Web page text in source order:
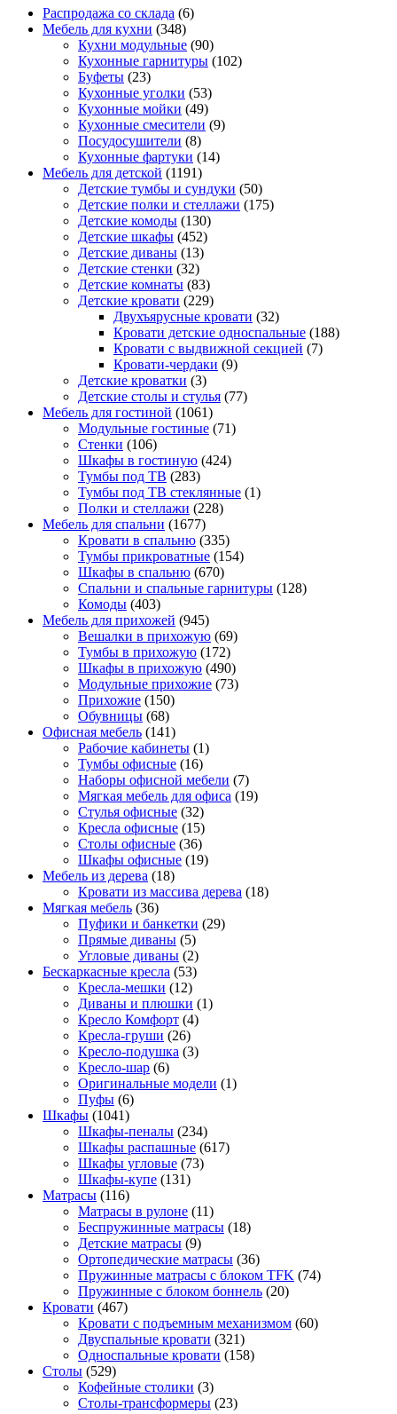
Распродажа со склада (6)
Мебель для кухни (348)
Кухни модульные (90)
Кухонные гарнитуры (102)
Буфеты (23)
Кухонные уголки (53)
Кухонные мойки (49)
Кухонные смесители (9)
Посудосушители (8)
Кухонные фартуки (14)
Мебель для детской (1191)
Детские тумбы и сундуки (50)
Детские полки и стеллажи (175)
Детские комоды (130)
Детские шкафы (452)
Детские диваны (13)
Детские стенки (32)
Детские комнаты (83)
Детские кровати (229)
Двухъярусные кровати (32)
Кровати детские односпальные (188)
Кровати с выдвижной секцией (7)
Кровати-чердаки (9)
Детские кроватки (3)
Детские столы и стулья (77)
Мебель для гостиной (1061)
Модульные гостиные (71)
Стенки (106)
Шкафы в гостиную (424)
Тумбы под ТВ (283)
Тумбы под ТВ стеклянные (1)
Полки и стеллажи (228)
Мебель для спальни (1677)
Кровати в спальню (335)
Тумбы прикроватные (154)
Шкафы в спальню (670)
Спальни и спальные гарнитуры (128)
Комоды (403)
Мебель для прихожей (945)
Вешалки в прихожую (69)
Тумбы в прихожую (172)
Шкафы в прихожую (490)
Модульные прихожие (73)
Прихожие (150)
Обувницы (68)
Офисная мебель (141)
Рабочие кабинеты (1)
Тумбы офисные (16)
Наборы офисной мебели (7)
Мягкая мебель для офиса (19)
Стулья офисные (32)
Кресла офисные (15)
Столы офисные (36)
Шкафы офисные (19)
Мебель из дерева (18)
Кровати из массива дерева (18)
Мягкая мебель (36)
Пуфики и банкетки (29)
Прямые диваны (5)
Угловые диваны (2)
Бескаркасные кресла (53)
Кресла-мешки (12)
Диваны и плюшки (1)
Кресло Комфорт (4)
Кресла-груши (26)
Кресло-подушка (3)
Кресло-шар (6)
Оригинальные модели (1)
Пуфы (6)
Шкафы (1041)
Шкафы-пеналы (234)
Шкафы распашные (617)
Шкафы угловые (73)
Шкафы-купе (131)
Матрасы (116)
Матрасы в рулоне (11)
Беспружинные матрасы (18)
Детские матрасы (9)
Ортопедические матрасы (36)
Пружинные матрасы с блоком TFK (74)
Пружинные с блоком боннель (20)
Кровати (467)
Кровати с подъемным механизмом (60)
Двуспальные кровати (321)
Односпальные кровати (158)
Столы (529)
Кофейные столики (3)
Столы-трансформеры (23)